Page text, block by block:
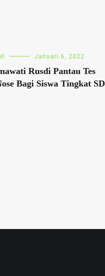
Januari 6, 2022
Rusdi Pantau Tes
Bagi Siswa Tingkat SD